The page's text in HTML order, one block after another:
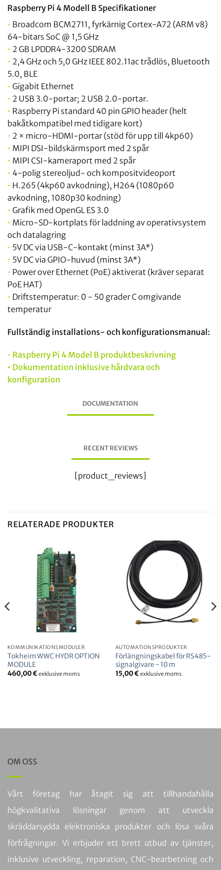
Raspberry Pi 4 Modell B Specifikationer
• Broadcom BCM2711, fyrkärnig Cortex-A72 (ARM v8)
64-bitars SoC @ 1,5 GHz
• 2 GB LPDDR4-3200 SDRAM
• 2,4 GHz och 5,0 GHz IEEE 802.11ac trådlös, Bluetooth
5.0, BLE
• Gigabit Ethernet
• 2 USB 3.0-portar; 2 USB 2.0-portar.
• Raspberry Pi standard 40 pin GPIO header (helt
bakåtkompatibel med tidigare kort)
• 2 × micro-HDMI-portar (stöd för upp till 4kp60)
• MIPI DSI-bildskärmsport med 2 spår
• MIPI CSI-kameraport med 2 spår
• 4-polig stereoljud- och kompositvideoport
• H.265 (4kp60 avkodning), H264 (1080p60
avkodning, 1080p30 kodning)
• Grafik med OpenGL ES 3.0
• Micro-SD-kortplats för laddning av operativsystem
och datalagring
• 5V DC via USB-C-kontakt (minst 3A*)
• 5V DC via GPIO-huvud (minst 3A*)
• Power over Ethernet (PoE) aktiverat (kräver separat
PoE HAT)
• Driftstemperatur: 0 - 50 grader C omgivande
temperatur
Fullständig installations- och konfigurationsmanual:
• Raspberry Pi 4 Model B produktbeskrivning
• Dokumentation inklusive hårdvara och
konfiguration
DOCUMENTATION
RECENT REVIEWS
[product_reviews]
RELATERADE PRODUKTER
KOMMUNIKATIONSMODULER
Tokheim WWC HYDR OPTION
MODULE
460,00€ exklusive moms
AUTOMATIONSPRODUKTER
Förlängningskabel för RS485-
signalgivare - 10 m
15,00€ exklusive moms
OM OSS
Vårt företag har åtagit sig att tillhandahålla
högkvalitativa lösningar genom att utveckla
skräddarsydda elektroniska produkter och lösa svåra
förfrågningar. Vi erbjuder ett brett utbud av tjänster,
inklusive utveckling, reparation, CNC-bearbetning och